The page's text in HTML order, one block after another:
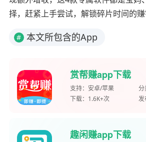
择，赶紧上手尝试，解锁碎片时间的赚
# 本文所包含的App
赏帮赚app下载
支持： 安卓/苹果 分
下载： 1.6K+次 发
趣闲赚app下载